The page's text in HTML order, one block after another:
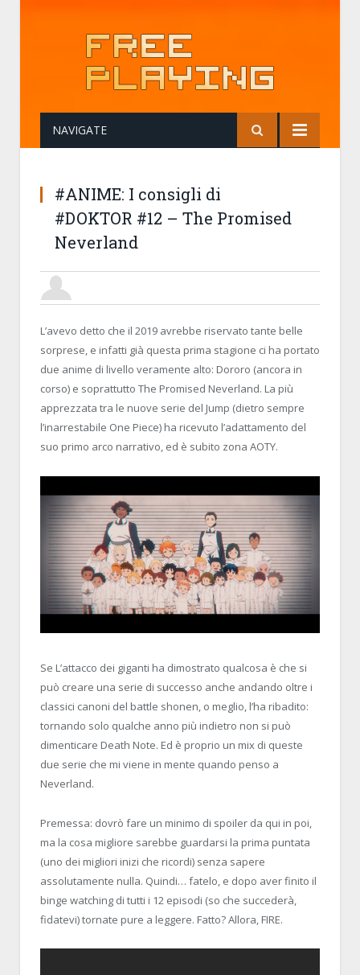
NAVIGATE
#ANIME: I consigli di
#DOKTOR #12 – The Promised
Neverland
DOKTOR1 APRIL 2019, 02:02:41#ANIME: I CONSIGLI DI #DOKTOR #12 –
L’avevo detto che il 2019 avrebbe riservato tante belle
sorprese, e infatti già questa prima stagione ci ha portato
due anime di livello veramente alto: Dororo (ancora in
corso) e soprattutto The Promised Neverland. La più
apprezzata tra le nuove serie del Jump (dietro sempre
l’inarrestabile One Piece) ha ricevuto l’adattamento del
suo primo arco narrativo, ed è subito zona AOTY.
Se L’attacco dei giganti ha dimostrato qualcosa è che si
può creare una serie di successo anche andando oltre i
classici canoni del battle shonen, o meglio, l’ha ribadito:
tornando solo qualche anno più indietro non si può
dimenticare Death Note. Ed è proprio un mix di queste
due serie che mi viene in mente quando penso a
Neverland.
Premessa: dovrò fare un minimo di spoiler da qui in poi,
ma la cosa migliore sarebbe guardarsi la prima puntata
(uno dei migliori inizi che ricordi) senza sapere
assolutamente nulla. Quindi… fatelo, e dopo aver finito il
binge watching di tutti i 12 episodi (so che succederà,
fidatevi) tornate pure a leggere. Fatto? Allora, FIRE.